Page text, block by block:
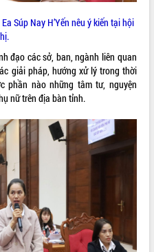
Súp Nay H’Yến nêu ý kiến tại hội
đạo các sở, ban, ngành liên quan
giải pháp, hướng xử lý trong thời
phần nào những tâm tư, nguyện
nữ trên địa bàn tỉnh.